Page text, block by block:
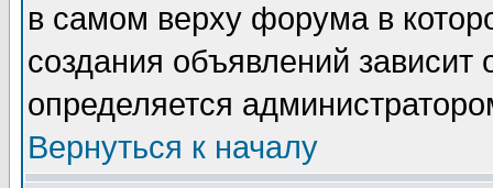
в самом верху форума в
создания объявлений зависит
определяется
Вернуться к началу